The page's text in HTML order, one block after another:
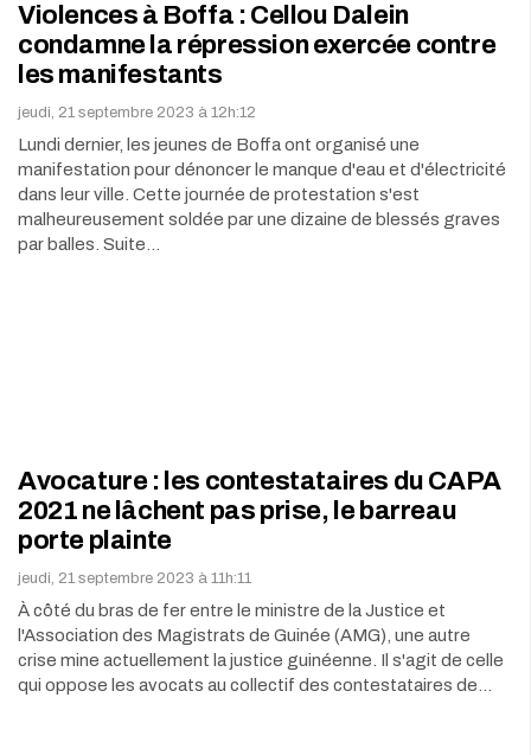
Violences à Boffa : Cellou Dalein
condamne la répression exercée contre
les manifestants
jeudi, 21 septembre 2023 à 12h:12
Lundi dernier, les jeunes de Boffa ont organisé une
manifestation pour dénoncer le manque d'eau et d'électricité
dans leur ville. Cette journée de protestation s'est
malheureusement soldée par une dizaine de blessés graves
par balles. Suite…
Avocature : les contestataires du CAPA
2021 ne lâchent pas prise, le barreau
porte plainte
jeudi, 21 septembre 2023 à 11h:11
À côté du bras de fer entre le ministre de la Justice et
l'Association des Magistrats de Guinée (AMG), une autre
crise mine actuellement la justice guinéenne. Il s'agit de celle
qui oppose les avocats au collectif des contestataires de…